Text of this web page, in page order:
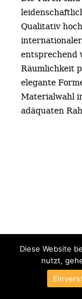
Qualitativ
entsprechend
Räumlichkeit
elegante
Materialwahl
adäquaten
Diese Website
nutzt,